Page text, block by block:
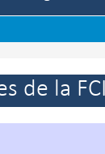
de la